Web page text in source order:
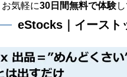
お気軽に30日間無料で体験
eStocks｜イースト